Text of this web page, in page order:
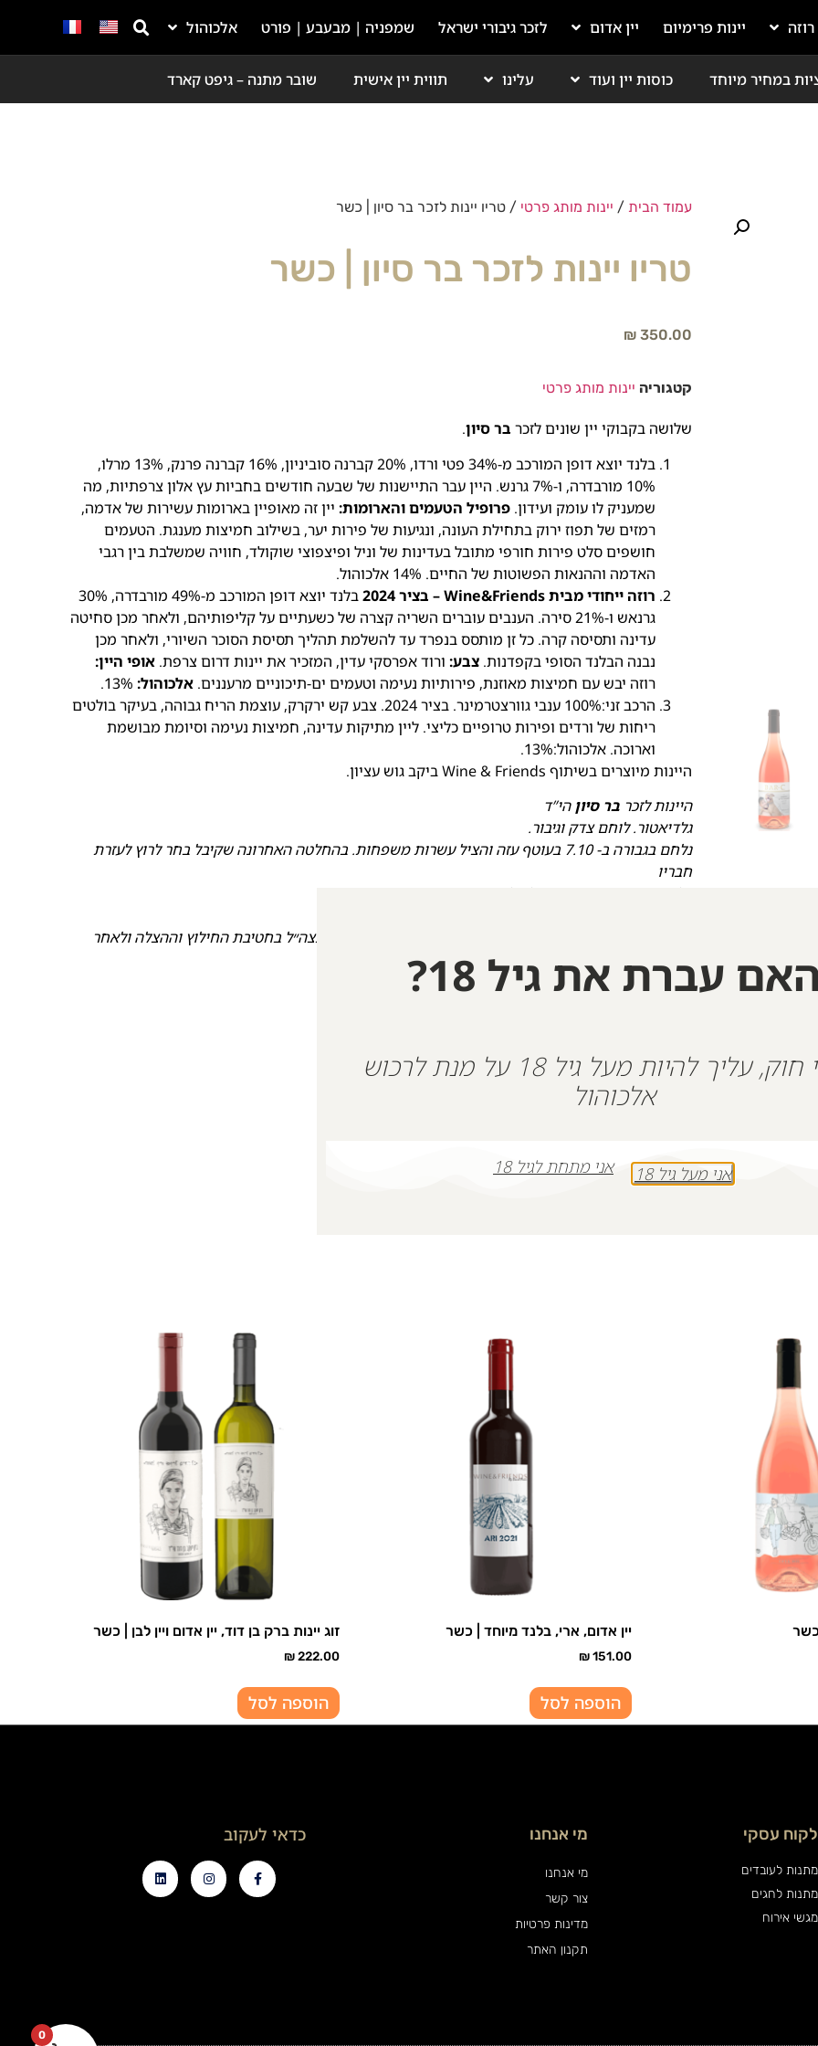
רוזה יינות פרימיום יין אדום לזכר גיבורי ישראל שמפניה | מבעבע | פורט אלכוהול
במחיר מיוחד כוסות יין ועוד עלינו תווית יין אישית שובר מתנה – גיפט קארד
עמוד הבית / יינות מותג פרטי / טריו יינות לזכר בר סיון | כשר
טריו יינות לזכר בר סיון | כשר
₪ 350.00
קטגוריה יינות מותג פרטי
שלושה בקבוקי יין שונים לזכר בר סיון.
בלנד יוצא דופן המורכב מ-34% פטי ורדו, 20% קברנה סוביניון, 16% קברנה פרנק, 13% מרלו,
10% מורבדרה, ו-7% גרנש. היין עבר התיישנות של שבעה חודשים בחביות עץ אלון צרפתיות, מה
שמעניק לו עומק ועידון. פרופיל הטעמים והארומות: יין זה מאופיין בארומות עשירות של אדמה,
רמזים של תפוז ירוק בתחילת העונה, ונגיעות של פירות יער, בשילוב חמיצות מענגת. הטעמים
חושפים סלט פירות חורפי מתובל בעדינות של וניל ופיצפוצי שוקולד, חוויה שמשלבת בין רגבי
האדמה וההנאות הפשוטות של החיים. 14% אלכוהול.
רוזה ייחודי מבית Wine&Friends – בציר 2024
בלנד יוצא דופן המורכב מ-49% מורבדרה, 30%
גרנאש ו-21% סירה. הענבים עוברים השריה קצרה של כשעתיים על קליפותיהם, ולאחר מכן סחיטה
עדינה ותסיסה קרה. כל זן מותסס בנפרד עד להשלמת תהליך תסיסת הסוכר השיורי, ולאחר מכן
נבנה הבלנד הסופי בקפדנות. צבע: ורוד אפרסקי עדין, המזכיר את יינות דרום צרפת. אופי היין:
רוזה יבש עם חמיצות מאוזנת, פירותיות נעימה וטעמים ים-תיכוניים מרעננים. אלכוהול:
הרכב זני:100% ענבי גוורצטרמינר. בציר 2024. צבע קש ירקרק, עוצמת הריח גבוהה, בעיקר בולטים
ריחות של ורדים ופירות טרופיים כליצי. ליין מתיקות עדינה, חמיצות נעימה וסיומת מבושמת
וארוכה. אלכוהול:13%.
היינות מיוצרים בשיתוף Wine & Friends ביקב גוש עציון.
היינות לזכר בר סיון הי”ד
גלדיאטור. לוחם צדק וגיבור.
נלחם בגבורה ב- 7.10 בעוטף עזה והציל עשרות משפחות. בהחלטה האחרונה שקיבל בחר לרוץ לעזרת
חבריו
לאורך 15 שנים נלחם בעשרות מבצעים להגנת המדינה. שירת בצה״ל בחטיבת החילוץ וההצלה ולאחר
מכן עבר לימ״מ. בר הותיר אחריו משפחה ועשרות חברים
שהיו עבורו כאחים
-
+
הוספה לסל
יין אדום, ארי, בלנד מיוחד | כשר
₪151.00
הוספה לסל
זוג יינות ברק בן דוד, יין אדום ויין לבן | כשר
₪222.00
הוספה לסל
לקוח עסקי
מתנות לעובדים
מתנות לחגים
מגשי אירוח
מי אנחנו
מי אנחנו
צור קשר
מדינות פרטיות
תקנון האתר
כדאי לעקוב
0
עברת את גיל 18?
על פי חוק, עליך להיות מעל גיל 18 על מנת לרכוש
אלכוהול
אני מעל גיל 18 אני מתחת לגיל 18